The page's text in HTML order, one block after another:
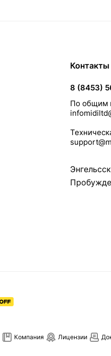
Контакты
8 (8453)
По общим
Компания Лицензии